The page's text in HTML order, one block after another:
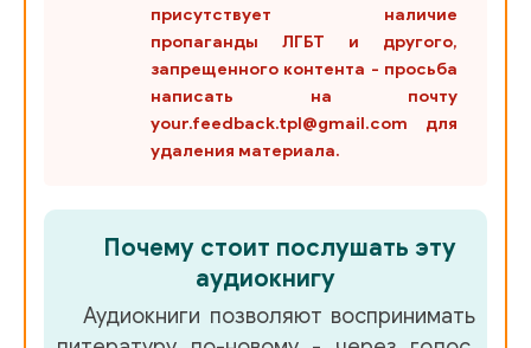
0038
0039
0044
присутствует наличие
пропаганды ЛГБТ и другого,
запрещенного контента - просьба
написать на почту
your.feedback.tpl@gmail.com для
удаления материала.
Почему стоит послушать эту
аудиокнигу
Аудиокниги позволяют воспринимать